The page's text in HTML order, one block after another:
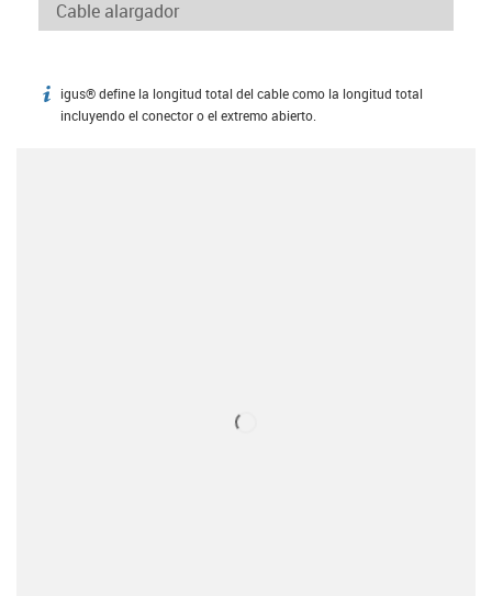
igus-icon-info
igus® define la longitud total del cable como la longitud total
incluyendo el conector o el extremo abierto.